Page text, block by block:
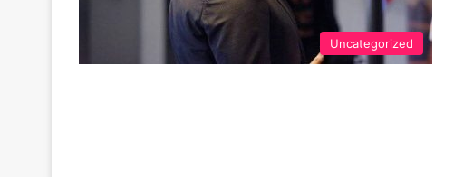
Uncategorized